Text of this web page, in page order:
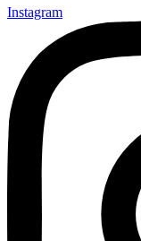
Instagram